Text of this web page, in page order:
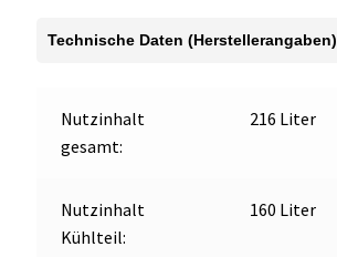
Technische Daten (Herstellerangaben)
Nutzinhalt
gesamt:
216 Liter
Nutzinhalt
Kühlteil:
160 Liter